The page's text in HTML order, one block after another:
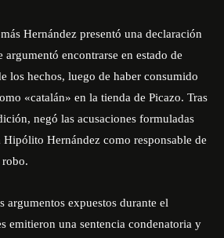
Hernández presentó una declaración
argumentó encontrarse en estado de
los hechos, luego de haber consumido
«catalán» en la tienda de Picazo. Tras
negó las acusaciones formuladas
Hipólito Hernández como responsable de
robo.
argumentos expuestos durante el
emitieron una sentencia condenatoria y